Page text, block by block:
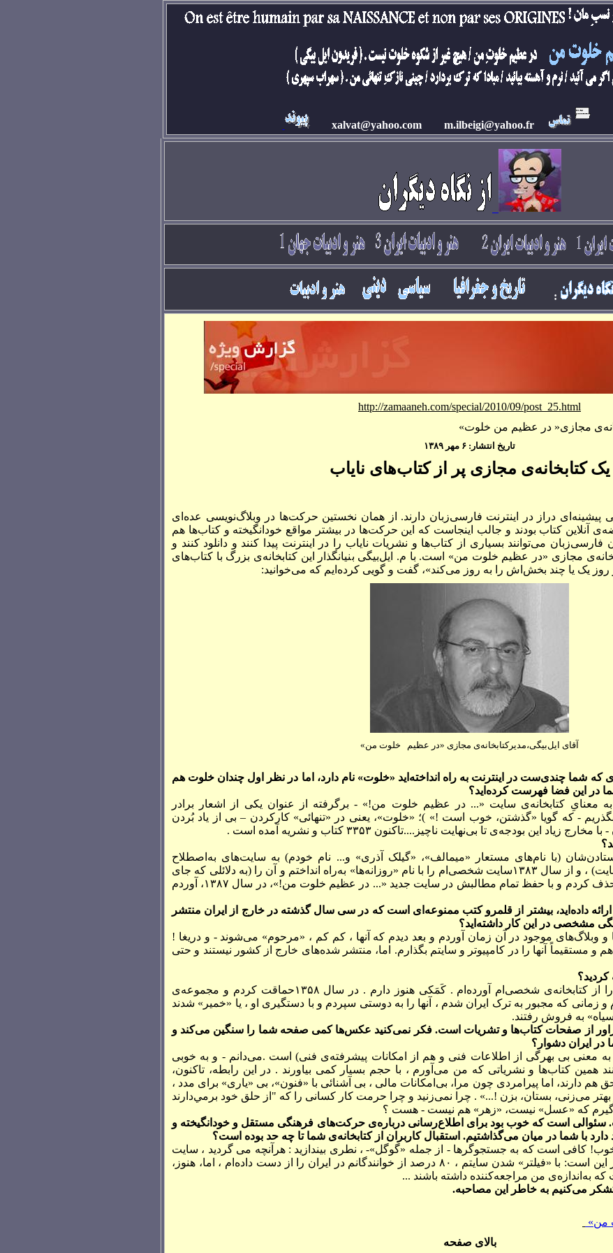
xalvat@yahoo.com m.ilbeigi@yahoo.fr
:
http://zamaaneh.com/special/2010/09/post_25.html
مجازی« در عظیم من خلوت»
تاریخ انتشار: ۶ مهر ۱۳۸۹
یک کتابخانه‌ی مجازی پر از کتاب‌های نایاب
پیشینه‌ای دراز در اینترنت فارسی‌زبان دارند. از همان نخستین حرکت‌ها در وبلاگ‌نویسی عده‌ای
آنلاین کتاب بودند و جالب اینجاست که این حرکت‌ها در بیشتر مواقع خودانگیخته و کتاب‌ها هم
می‌توانند بسیاری از کتاب‌ها و نشریات نایاب را در اینترنت پیدا کنند و دانلود کنند و
مجازی «در عظیم خلوت من» است. با م. ایل‌بیگی بنیانگذار این کتابخانه‌ی بزرگ با کتاب‌های
روز یک یا چند بخش‌اش را به روز می‌کند»، گفت و گویی کرده‌ایم که می‌خوانید:
آقای ایل‌بیگی،مدیرکتابخانه‌ی مجازی «در عظیم خلوت من»
که شما چندی‌ست در اینترنت به راه انداخته‌اید «خلوت» نام دارد، اما در نظر اول چندان خلوت هم
در این فضا فهرست کرده‌اید؟
معنایِ کتابخانه‌ی سايت «... در عظيم خلوت من!» - برگرفته از عنوان يکی از اشعار برادر
- که گويا «گذشتن، خوب است !» )؛ «خلوت»، يعنی در «تنهائی» کارکردن – بی از ياد بُردن
اين بودجه‌ی تا بی‌نهايت ناچيز....تاکنون ۳۳۵۳ کتاب و نشريه آمده است .
در سال ۱۳۸۱با فرستادن‌شان (با نام‌های مستعار «ميمالف»، «گيلک آذری» و... نام خودم) به سايت‌های به‌اصطلاح
«مطرح» و «معروف» (حدود ۲۰ سايت) ، و از سال ۱۳۸۳سايت شخصی‌ام را با نام «روزانه‌ها» به‌راه انداختم و آن را (به دلائلی که جای
بازگو کردن‌شان در اينجا نيست) ، حذف کردم و با حفظ تمام مطالبش در سايت جديد «... در عظيم خلوت من!»، در سال ۱۳۸۷، آوردم
ارائه داده‌اید، بیشتر از قلمرو کتب ممنوعه‌ای است که در سی سال گذشته در خارج از ایران منتشر
مشخصی در این کار داشته‌اید؟
و وبلاگ‌های موجود در آن زمان آوردم و بعد ديدم که آنها ، کم کم ، «مرحوم» می‌شوند - و دريغا !
مستقيماً آنها را در کامپيوتر و سايتم بگذارم. اما، منتشر شده‌های خارج از کشور نيستند و حتی
کردید؟
بسياری از اين کتاب‌ها و نشريات را از کتابخانه‌ی شخصی‌ام آورده‌ام . کَمَکی هنوز دارم . در سال ۱۳۵۸حماقت کردم و مجموعه‌ی
و زمانی که مجبور به ترک ايران شدم ، آنها را به دوستی سپردم و با دستگيری او ، يا «خمير» شدند
سياه» به فروش رفتند.
از صفحات کتاب‌ها و تشریات است. فکر نمی‌کنید عکس‌ها کمی صفحه شما را سنگین می‌کند و
ایران دشوار؟
به معنی بی بهر‌گی از اطلاعات فنی و هم از امکانات پيشرفته‌ی فنی) است .می‌دانم - و به خوبی
همين کتاب‌ها و نشرياتی که من می‌آورم ، با حجم بسيار کمی بياورند . در اين رابطه، تاکنون،
هم دارند، اما پيرامردی چون مرا، بی‌امکانات مالی ، بی آشنائی با «فنون»، بی «ياری» برای مدد ،
بهتر می‌زنی، بستان، بزن !...» . چرا نمی‌زنيد و چرا حرمت کار کسانی را که "از حلق خود برمي‌دارند
گيرم که «عسل» نيست، «زهر» هم نيست - هست ؟
است که خوب بود برای اطلاع‌رسانی درباره‌ی حرکت‌های فرهنگی مستقل و خودانگیخته و
با شما در میان می‌گذاشتیم. استقبال کاربران از کتابخانه‌ی شما تا چه حد بوده است؟
کافی است که به جستجوگرها - از جمله «گوگل»- ، نطری بیندازيد : هرآنچه می گرديد ، سايت
«...خلوت» در بالاهاست . تأسفم در اين است: با «فيلتر» شدن سايتم ، ۸۰ درصد از خوانندگانم در ايران را از دست داده‌ام ، اما، هنوز،
به‌اندازه‌ی من مراجعه‌کننده داشته باشند ...
می‌کنیم به خاطر این مصاحبه.
من»
بالای صفحه